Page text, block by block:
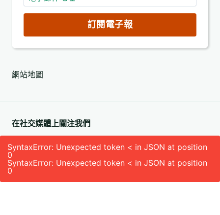
子
件
地
(必
訂閱電子報
網站地圖
在社交媒體上關注我們
SyntaxError: Unexpected token < in JSON at position
0
SyntaxError: Unexpected token < in JSON at position
0